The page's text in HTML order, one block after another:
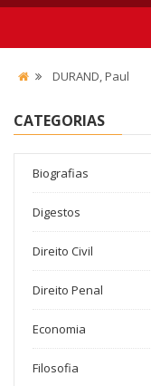
DURAND, Paul
CATEGORIAS
Biografias
Digestos
Direito Civil
Direito Penal
Economia
Filosofia